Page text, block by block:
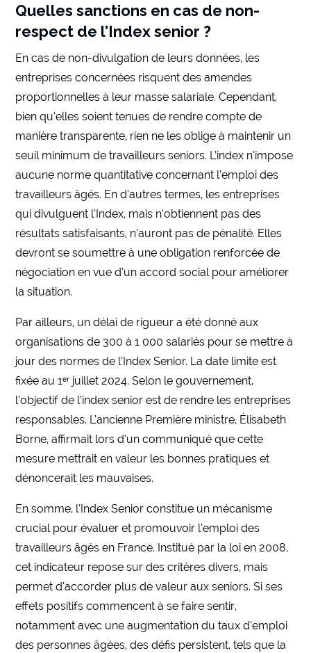
Quelles sanctions en cas de non-
respect de l’Index senior ?
En cas de non-divulgation de leurs données, les
entreprises concernées risquent des amendes
proportionnelles à leur masse salariale. Cependant,
bien qu’elles soient tenues de rendre compte de
manière transparente, rien ne les oblige à maintenir un
seuil minimum de travailleurs seniors. L’index n’impose
aucune norme quantitative concernant l’emploi des
travailleurs âgés. En d’autres termes, les entreprises
qui divulguent l’Index, mais n’obtiennent pas des
résultats satisfaisants, n’auront pas de pénalité. Elles
devront se soumettre à une obligation renforcée de
négociation en vue d’un accord social pour améliorer
la situation.
Par ailleurs, un délai de rigueur a été donné aux
organisations de 300 à 1 000 salariés pour se mettre à
jour des normes de l’Index Senior. La date limite est
fixée au 1ᵉʳ juillet 2024. Selon le gouvernement,
l’objectif de l’index senior est de rendre les entreprises
responsables. L’ancienne Première ministre, Élisabeth
Borne, affirmait lors d’un communiqué que cette
mesure mettrait en valeur les bonnes pratiques et
dénoncerait les mauvaises.
En somme, l’Index Senior constitue un mécanisme
crucial pour évaluer et promouvoir l’emploi des
travailleurs âgés en France. Institué par la loi en 2008,
cet indicateur repose sur des critères divers, mais
permet d’accorder plus de valeur aux seniors. Si ses
effets positifs commencent à se faire sentir,
notamment avec une augmentation du taux d’emploi
des personnes âgées, des défis persistent, tels que la